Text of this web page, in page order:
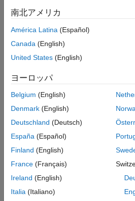
項目一覧
マッピングします。最後に、同期信
し、バースト内の各同期信号ブロッ
グします。
SS/PBCH ブロック
TS 38.211 の Section 7.4.3.1 では、
含む 240 個のサブキャリアおよび 4
定義しています。
プライマリ同期信号 (PSS)
セカンダリ同期信号 (SSS)
物理ブロードキャスト チャネル
PBCH 復調基準信号 (PBCH DM-
その他のドキュメント (TS 38.331 な
南北アメリカ
América Latina (Español)
Canada (English)
United States (English)
ヨーロッパ
Belgium (English)
Denmark (English)
Deutschland (Deutsch)
España (Español)
Finland (English)
France (Français)
Ireland (English)
Italia (Italiano)